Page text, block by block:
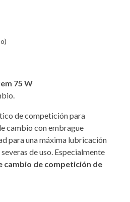
75 W
de competición para
cambio con embrague
para una máxima lubricación
de uso. Especialmente
cambio de competición de